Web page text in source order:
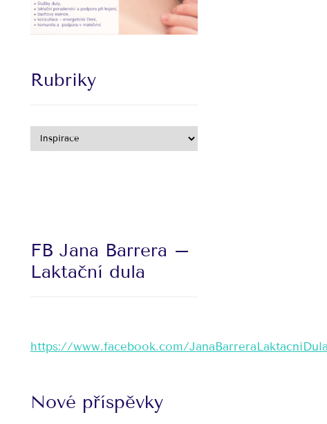
Rubriky
FB Jana Barrera –
Laktační dula
https://www.facebook.com/
Nové příspěvky